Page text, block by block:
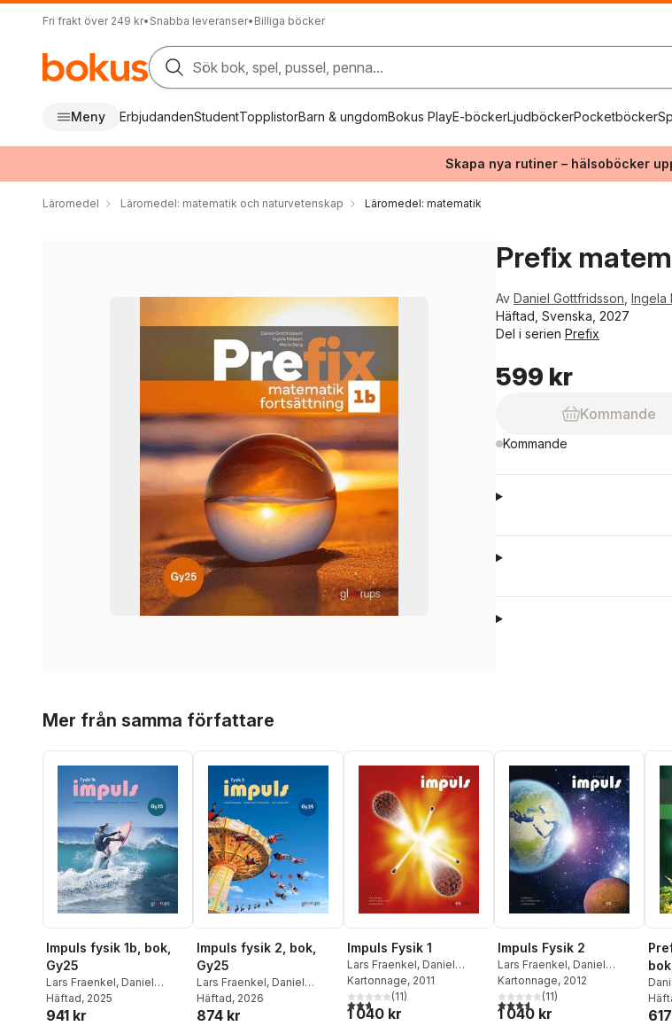
Fri frakt över 249 kr• Snabba leveranser• Billiga böcker
Sök bok, spel, pussel, penna...
Meny ErbjudandenStudentTopplistorBarn & ungdomBokus PlayE-böckerLjudböckerPocketböcker
Skapa nya rutiner – hälsoböcker
Läromedel Läromedel: matematik och naturvetenskap Läromedel: matematik
Prefix
Av Daniel Gottfridsson Ingela
Häftad, Svenska, 2027
Del i serien Prefix
599 kr
Kommande
Kommande
Mer från samma författare
Impuls fysik 1b, bok,
Gy25
Lars Fraenkel, Daniel
Gottfridsson
Häftad, 2025
941 kr
Impuls fysik 2, bok,
Gy25
Lars Fraenkel, Daniel
Gottfridsson,
Häftad, 2026
874 kr
Impuls Fysik 1
Lars Fraenkel, Daniel
Gottfridsson ,Ulf Jonasson
Kartonnage, 2011
2,7utav 5 stjärnor. Totalt antal röster:
(11)
1 040 kr
Impuls Fysik 2
Lars Fraenkel, Daniel
Gottfridsson ,Ulf Jonasson
Kartonnage, 2012
3,6utav 5 stjärnor. Totalt antal
(11)
1 040 kr